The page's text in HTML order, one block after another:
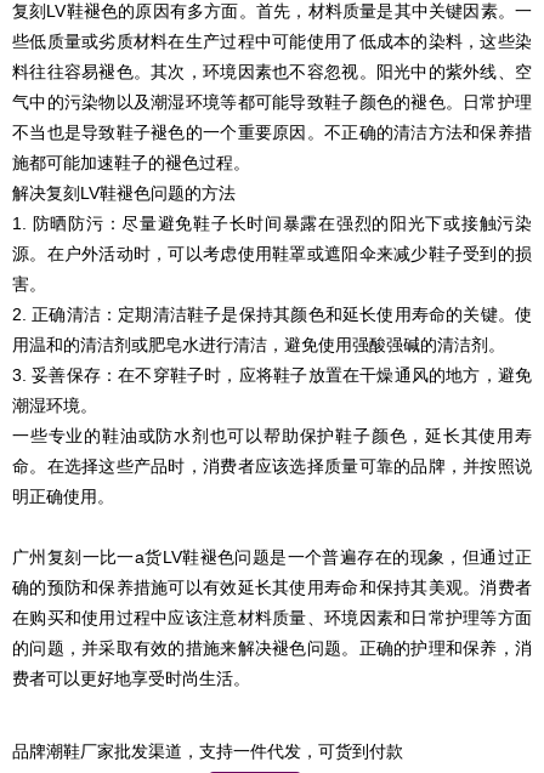
复刻LV鞋褪色的原因有多方面。首先，材料质量是其中关键因素。一
些低质量或劣质材料在生产过程中可能使用了低成本的染料，这些染
料往往容易褪色。其次，环境因素也不容忽视。阳光中的紫外线、空
气中的污染物以及潮湿环境等都可能导致鞋子颜色的褪色。日常护理
不当也是导致鞋子褪色的一个重要原因。不正确的清洁方法和保养措
施都可能加速鞋子的褪色过程。
解决复刻LV鞋褪色问题的方法
1. 防晒防污：尽量避免鞋子长时间暴露在强烈的阳光下或接触污染
源。在户外活动时，可以考虑使用鞋罩或遮阳伞来减少鞋子受到的损
害。
2. 正确清洁：定期清洁鞋子是保持其颜色和延长使用寿命的关键。使
用温和的清洁剂或肥皂水进行清洁，避免使用强酸强碱的清洁剂。
3. 妥善保存：在不穿鞋子时，应将鞋子放置在干燥通风的地方，避免
潮湿环境。
一些专业的鞋油或防水剂也可以帮助保护鞋子颜色，延长其使用寿
命。在选择这些产品时，消费者应该选择质量可靠的品牌，并按照说
明正确使用。
广州复刻一比一a货LV鞋褪色问题是一个普遍存在的现象，但通过正
确的预防和保养措施可以有效延长其使用寿命和保持其美观。消费者
在购买和使用过程中应该注意材料质量、环境因素和日常护理等方面
的问题，并采取有效的措施来解决褪色问题。正确的护理和保养，消
费者可以更好地享受时尚生活。
品牌潮鞋厂家批发渠道，支持一件代发，可货到付款